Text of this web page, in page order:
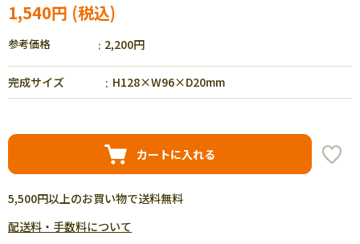
1,540円
参考価格 2,200円
完成サイズ H128×W96×D20mm
カートに入れる
5,500円以上のお買い物で送料無料
配送料・手数料について